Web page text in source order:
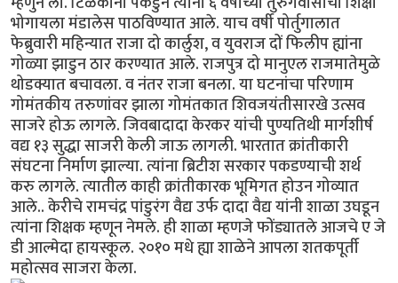
भोगायला मंडालेस पाठविण्यात आले. याच वर्षी पोर्तुगालात
फेब्रुवारी महिन्यात राजा दो कार्लुश, व युवराज दों फिलीप ह्यांना
गोळ्या झाडुन ठार करण्यात आले. राजपुत्र दो मानुएल राजमातेमुळे
थोडक्यात बचावला. व नंतर राजा बनला. या घटनांचा परिणाम
गोमंतकीय तरुणांवर झाला गोमंतकात शिवजयंतीसारखे उत्सव
साजरे होऊ लागले. जिवबादादा केरकर यांची पुण्यतिथी मार्गशीर्ष
वद्य १३ सुद्धा साजरी केली जाऊ लागली. भारतात क्रांतीकारी
संघटना निर्माण झाल्या. त्यांना ब्रिटीश सरकार पकडण्याची शर्थ
करु लागले. त्यातील काही क्रांतीकारक भूमिगत होउन गोव्यात
आले.. केरीचे रामचंद्र पांडुरंग वैद्य उर्फ दादा वैद्य यांनी शाळा उघडून
त्यांना शिक्षक म्हणून नेमले. ही शाळा म्हणजे फोंड्यातले आजचे ए जे
डी आल्मेदा हायस्कूल. २०१० मधे ह्या शाळेने आपला शतकपूर्ती
महोत्सव साजरा केला.